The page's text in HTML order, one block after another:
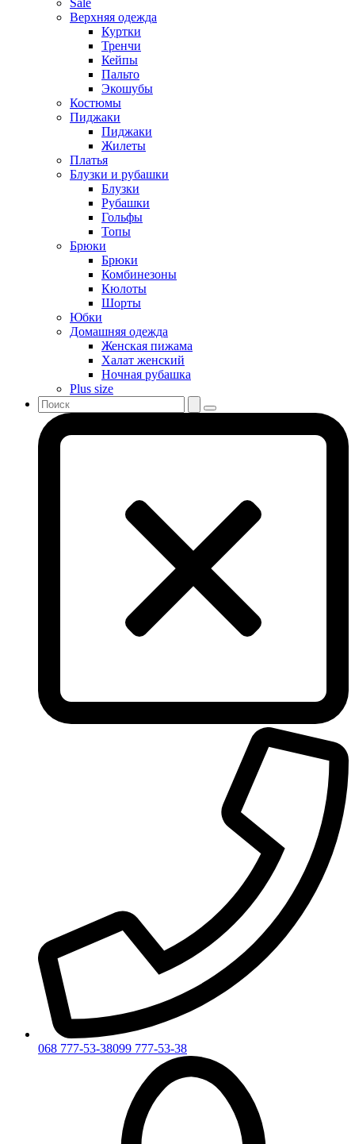
Sale
Верхняя одежда
Куртки
Тренчи
Кейпы
Пальто
Экошубы
Костюмы
Пиджаки
Пиджаки
Жилеты
Платья
Блузки и рубашки
Блузки
Рубашки
Гольфы
Топы
Брюки
Брюки
Комбинезоны
Кюлоты
Шорты
Юбки
Домашняя одежда
Женская пижама
Халат женский
Ночная рубашка
Plus size
068 777-53-38099 777-53-38